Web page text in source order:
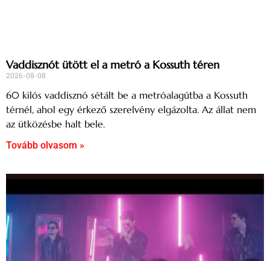
Vaddisznót ütött el a metró a Kossuth téren
2026-08-08
60 kilós vaddisznó sétált be a metróalagútba a Kossuth
térnél, ahol egy érkező szerelvény elgázolta. Az állat nem
az ütközésbe halt bele.
Tovább olvasom »